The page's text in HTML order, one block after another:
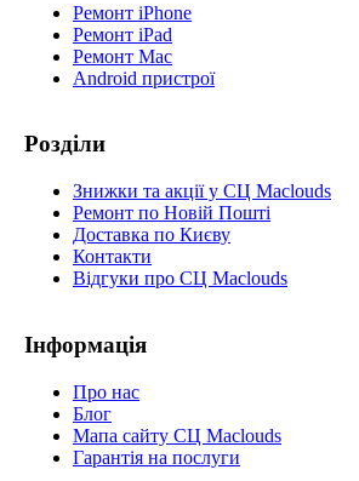
Ремонт iPhone
Ремонт iPad
Ремонт Mac
Android пристрої
Розділи
Знижки та акції у СЦ Maclouds
Ремонт по Новій Пошті
Доставка по Києву
Контакти
Відгуки про СЦ Maclouds
Інформація
Про нас
Блог
Мапа сайту СЦ Maclouds
Гарантія на послуги